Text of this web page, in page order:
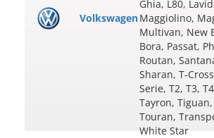
Volkswagen
Ghia, L80,
Maggiolino,
Multivan, New
Bora, Passat,
Routan,
Sharan, T-
Serie, T2, T3,
Tayron,
Touran,
White Star